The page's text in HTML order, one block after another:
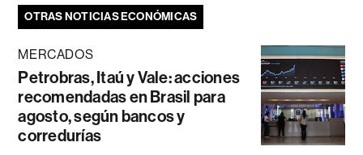
OTRAS NOTICIAS ECONÓMICAS
MERCADOS
Petrobras, Itaú y Vale: acciones
recomendadas en Brasil para
agosto, según bancos y
corredurías